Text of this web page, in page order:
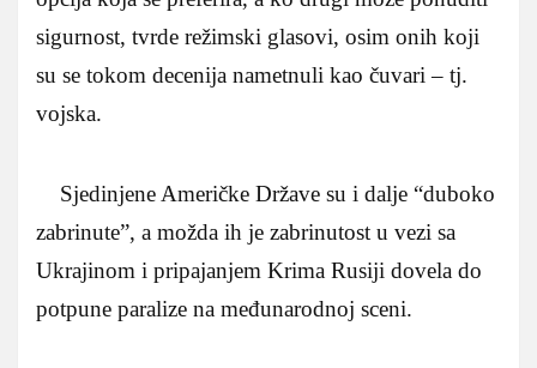
sigurnost, tvrde režimski glasovi, osim onih koji
su se tokom decenija nametnuli kao čuvari – tj.
vojska.
Sjedinjene Američke Države su i dalje “duboko
zabrinute”, a možda ih je zabrinutost u vezi sa
Ukrajinom i pripajanjem Krima Rusiji dovela do
potpune paralize na međunarodnoj sceni.